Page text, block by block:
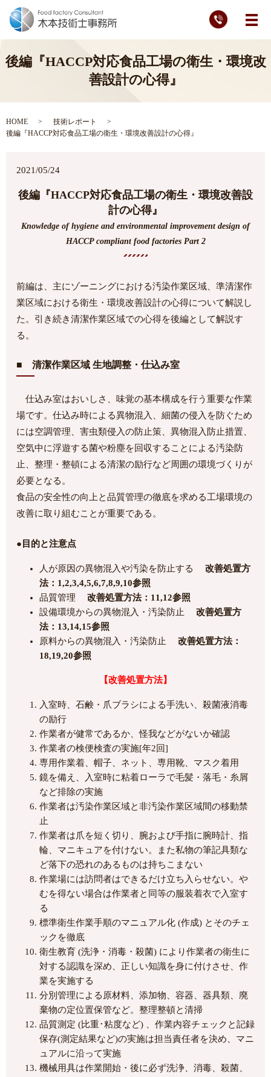
メ
後編『HACCP対応食品工場の衛生・環境改
善設計の心得』
HOME
技術レポート
後編『HACCP対応食品工場の衛生・環境改善設計の心得』
2021/05/24
後編『HACCP対応食品工場の衛生・環境改善設
計の心得』
Knowledge of hygiene and environmental improvement design of
HACCP compliant food factories Part 2
前編は、主にゾーニングにおける汚染作業区域、準清潔作
業区域における衛生・環境改善設計の心得について解説し
た。引き続き清潔作業区域での心得を後編として解説す
る。
■ 清潔作業区域 生地調整・仕込み室
仕込み室はおいしさ、味覚の基本構成を行う重要な作業
場です。仕込み時による異物混入、細菌の侵入を防ぐため
には空調管理、害虫類侵入の防止策、異物混入防止措置、
空気中に浮遊する菌や粉塵を回収することによる汚染防
止、整理・整頓による清潔の励行など周囲の環境づくりが
必要となる。
食品の安全性の向上と品質管理の徹底を求める工場環境の
改善に取り組むことが重要である。
●目的と注意点
人が原因の異物混入や汚染を防止する 改善処置方
法：1,2,3,4,5,6,7,8,9,10参照
品質管理 改善処置方法：11,12参照
設備環境からの異物混入・汚染防止 改善処置方
法：13,14,15参照
原料からの異物混入・汚染防止 改善処置方法：
18,19,20参照
【改善処置方法】
入室時、石鹸・爪ブラシによる手洗い、殺菌液消毒
の励行
作業者が健常であるか、怪我などがないか確認
作業者の検便検査の実施[年2回]
専用作業着、帽子、ネット、専用靴、マスク着用
鏡を備え、入室時に粘着ローラで毛髪・落毛・糸屑
など排除の実施
作業者は汚染作業区域と非汚染作業区域間の移動禁
止
作業者は爪を短く切り、腕および手指に腕時計、指
輪、マニキュアを付けない。また私物の筆記具類な
ど落下の恐れのあるものは持ちこまない
作業場には訪問者はできるだけ立ち入らせない。や
むを得ない場合は作業者と同等の服装着衣で入室す
る
標準衛生作業手順のマニュアル化 (作成) とそのチェ
ックを徹底
衛生教育 (洗浄・消毒・殺菌) により作業者の衛生に
対する認識を深め、正しい知識を身に付けさせ、作
業を実施する
分別管理による原材料、添加物、容器、器具類、廃
棄物の定位置保管など。整理整頓と清掃
品質測定 (比重･粘度など) 、作業内容チェックと記録
保存(測定結果など)の実施は担当責任者を決め、マニ
ュアルに沿って実施
機械用具は作業開始・後に必ず洗浄、消毒、殺菌、